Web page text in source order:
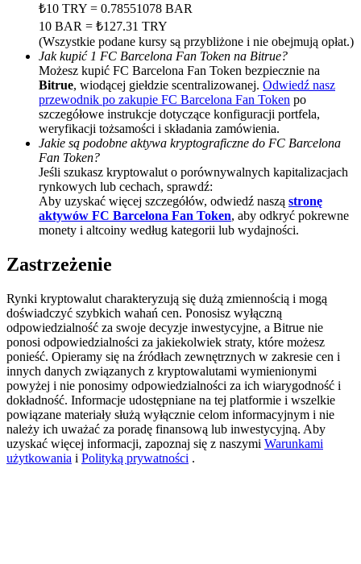
Deposit & Trade BTC to Share 25000 USDT prize pool!
Deposit CASHCAT & Win
Share 500000 CASHCAT prize pool
Exclusive for BitMart Users
Register & Trade to Win 500,000 USDT
Trade Gold & Silver · 33,333 USDT Bonus
USDT New User Exclusive 10% APR
USDT Flexible Staking | Daily Rewards
₺10 TRY = 0.78551078 BAR
10 BAR = ₺127.31 TRY
(Wszystkie podane kursy są przybliżone i nie obejmują opłat.)
Jak kupić 1 FC Barcelona Fan Token na Bitrue?
Możesz kupić FC Barcelona Fan Token bezpiecznie na
Bitrue, wiodącej giełdzie scentralizowanej. Odwiedź nasz
przewodnik po zakupie FC Barcelona Fan Token po
szczegółowe instrukcje dotyczące konfiguracji portfela,
weryfikacji tożsamości i składania zamówienia.
Jakie są podobne aktywa kryptograficzne do FC Barcelona
Fan Token?
Jeśli szukasz kryptowalut o porównywalnych kapitalizacjach
rynkowych lub cechach, sprawdź:
Aby uzyskać więcej szczegółów, odwiedź naszą stronę
aktywów FC Barcelona Fan Token, aby odkryć pokrewne
monety i altcoiny według kategorii lub wydajności.
Zastrzeżenie
Rynki kryptowalut charakteryzują się dużą zmiennością i mogą
doświadczyć szybkich wahań cen. Ponosisz wyłączną
odpowiedzialność za swoje decyzje inwestycyjne, a Bitrue nie
ponosi odpowiedzialności za jakiekolwiek straty, które możesz
ponieść. Opieramy się na źródłach zewnętrznych w zakresie cen i
innych danych związanych z kryptowalutami wymienionymi
powyżej i nie ponosimy odpowiedzialności za ich wiarygodność i
dokładność. Informacje udostępniane na tej platformie i wszelkie
powiązane materiały służą wyłącznie celom informacyjnym i nie
należy ich uważać za poradę finansową lub inwestycyjną. Aby
uzyskać więcej informacji, zapoznaj się z naszymi Warunkami
użytkowania i Polityką prywatności .